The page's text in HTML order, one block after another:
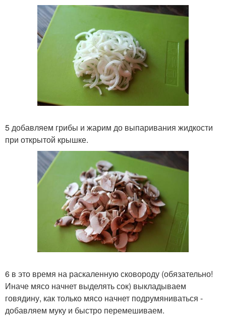
5 добавляем грибы и жарим до выпаривания жидкости
при открытой крышке.
6 в это время на раскаленную сковороду (обязательно!
Иначе мясо начнет выделять сок) выкладываем
говядину, как только мясо начнет подрумяниваться -
добавляем муку и быстро перемешиваем.